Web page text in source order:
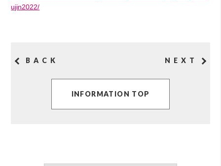
ujin2022/
BACK NEXT
INFORMATION TOP